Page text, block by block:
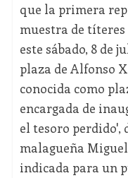
que la primera
muestra de
este sábado, 8 de
plaza de Alfonso
conocida como
encargada de
el tesoro perdido',
malagueña
indicada para un